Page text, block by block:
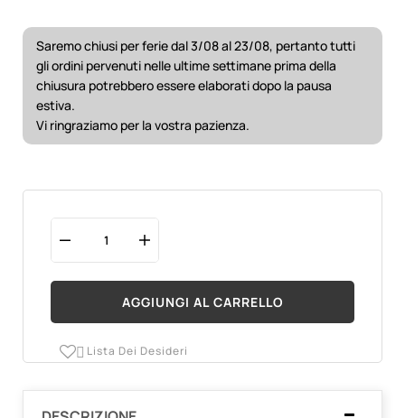
Saremo chiusi per ferie dal 3/08 al 23/08, pertanto tutti
gli ordini pervenuti nelle ultime settimane prima della
chiusura potrebbero essere elaborati dopo la pausa
estiva.
Vi ringraziamo per la vostra pazienza.
AGGIUNGI AL CARRELLO
 Lista Dei Desideri